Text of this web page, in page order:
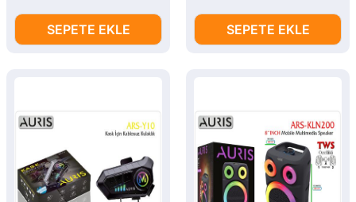
SEPETE EKLE SEPETE EKLE